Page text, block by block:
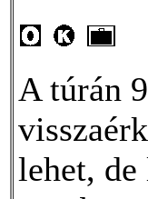
A túrán
lehet,